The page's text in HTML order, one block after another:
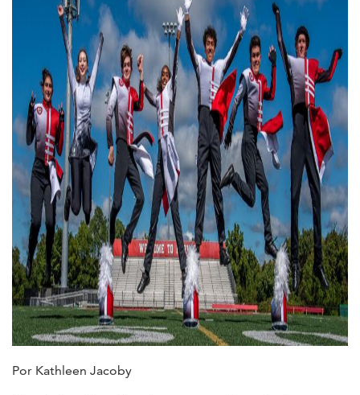
Por Kathleen Jacoby